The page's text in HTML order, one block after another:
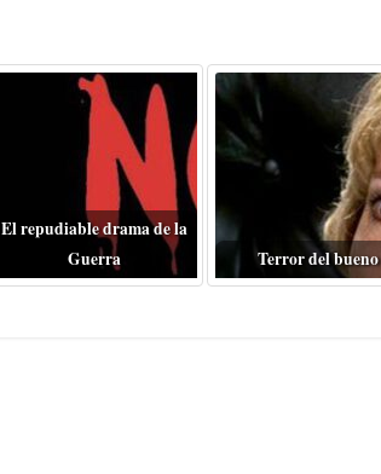
El repudiable drama de la
Guerra
Terror del bueno